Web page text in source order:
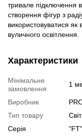
тривале підключення
створення фігур з
використовуватися як
вуличного освітлення.
Характеристики
Мінімальне
замовлення
1
Виробник
Тип товару
Серія
"FT"